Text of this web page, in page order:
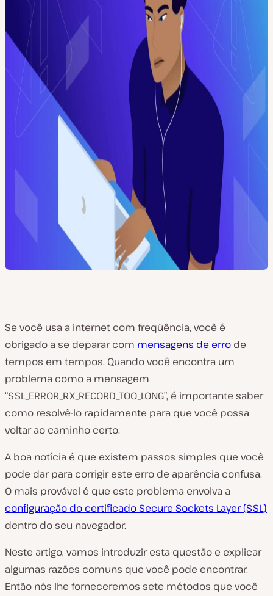
Se você usa a internet com freqüência, você é
obrigado a se deparar com mensagens de erro de
tempos em tempos. Quando você encontra um
problema como a mensagem
“SSL_ERROR_RX_RECORD_TOO_LONG”, é importante saber
como resolvê-lo rapidamente para que você possa
voltar ao caminho certo.
A boa notícia é que existem passos simples que você
pode dar para corrigir este erro de aparência confusa.
O mais provável é que este problema envolva a
configuração do certificado Secure Sockets Layer (SSL)
dentro do seu navegador.
Neste artigo, vamos introduzir esta questão e explicar
algumas razões comuns que você pode encontrar.
Então nós lhe forneceremos sete métodos que você